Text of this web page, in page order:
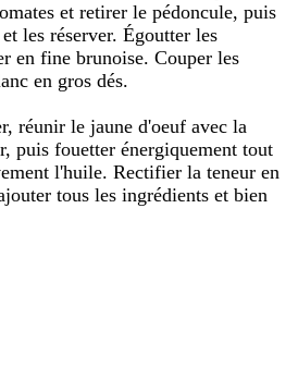
et retirer le pédoncule, puis
les réserver. Égoutter les
en fine brunoise. Couper les
en gros dés.
réunir le jaune d'oeuf avec la
puis fouetter énergiquement tout
l'huile. Rectifier la teneur en
tous les ingrédients et bien